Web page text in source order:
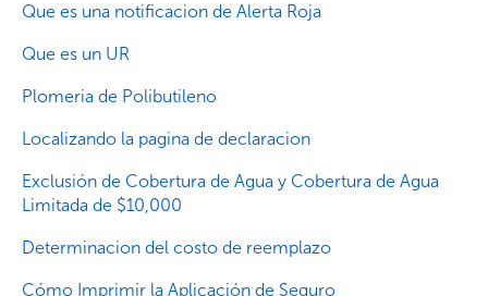
Que es una notificacion de Alerta Roja
Que es un UR
Plomeria de Polibutileno
Localizando la pagina de declaracion
Exclusión de Cobertura de Agua y Cobertura de Agua
Limitada de $10,000
Determinacion del costo de reemplazo
Cómo Imprimir la Aplicación de Seguro